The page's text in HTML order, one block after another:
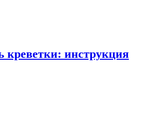
креветки: инструкция